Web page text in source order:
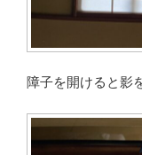
障子を開けると影